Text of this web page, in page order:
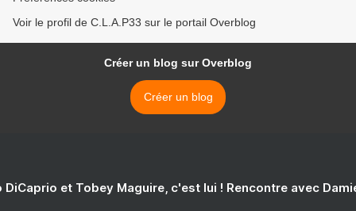
Voir le profil de C.L.A.P33 sur le portail Overblog
Créer un blog sur Overblog
Créer un blog
DiCaprio et Tobey Maguire, c'est lui ! Rencontre avec